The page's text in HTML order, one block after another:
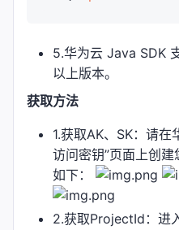
5.华为云 Java SDK
以上版本。
获取方法
1.获取AK、SK：请
访问密钥”页面上创
如下：
2.获取ProjectId：进